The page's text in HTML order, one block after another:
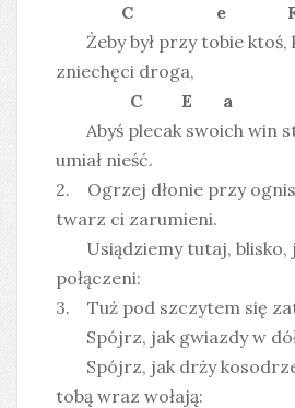
C e
Żeby był przy tobie ktoś,
zniechęci droga,
C E a F
Abyś plecak swoich win
umiał nieść.
2. Ogrzej dłonie przy
twarz ci zarumieni.
Usiądziemy tutaj, blisko,
połączeni:
3. Tuż pod szczytem się
Spójrz, jak gwiazdy w
Spójrz, jak drży
tobą wraz wołają: